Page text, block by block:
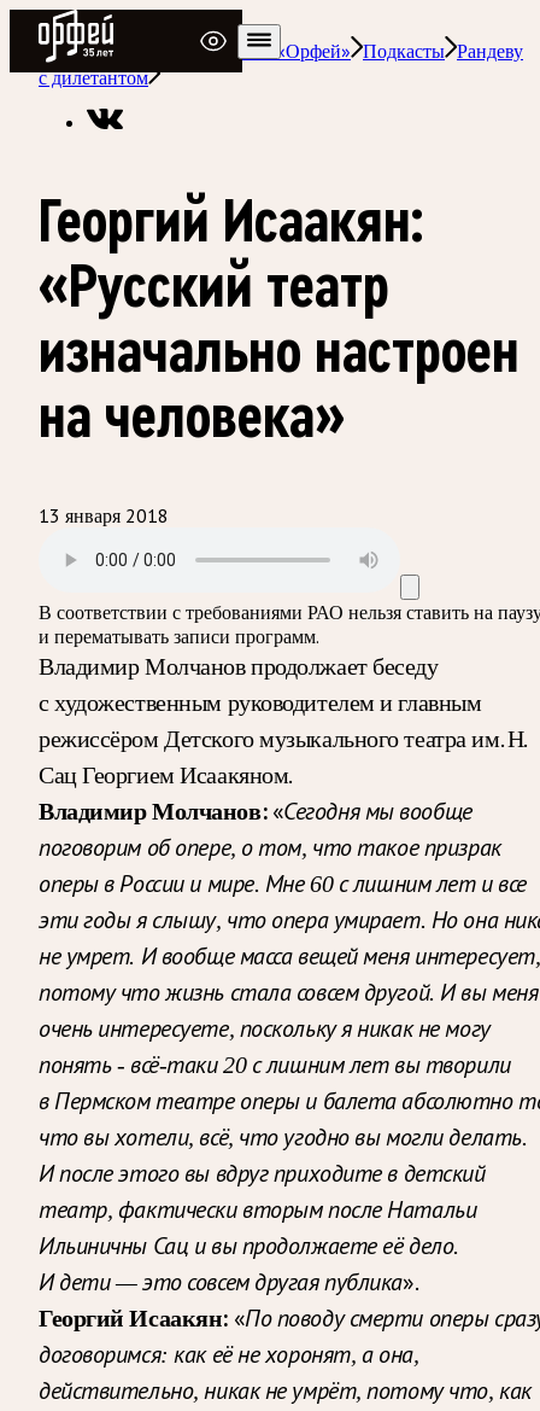
Радио Орфей
Радио классической музыки «Орфей» Подкасты Рандеву
с дилетантом
Георгий Исаакян:
«Русский театр
изначально настроен
на человека»
13 января 2018
В соответствии с требованиями РАО нельзя ставить на
и перематывать записи программ.
Владимир Молчанов продолжает беседу
с художественным руководителем и главным
режиссёром Детского музыкального театра им. Н.
Сац Георгием Исаакяном.
Владимир Молчанов:«Сегодня мы вообще
поговорим об опере, о том, что такое призрак
оперы в России и мире. Мне 60 с лишним лет и все
эти годы я слышу, что опера умирает. Но она
не умрет. И вообще масса вещей меня интересует,
потому что жизнь стала совсем другой. И вы меня
очень интересуете, поскольку я никак не могу
понять ‑ всё-таки 20 с лишним лет вы творили
в Пермском театре оперы и балета абсолютно
что вы хотели, всё, что угодно вы могли делать.
И после этого вы вдруг приходите в детский
театр, фактически вторым после Натальи
Ильиничны Сац и вы продолжаете её дело.
И дети — это совсем другая публика».
Георгий Исаакян:«По поводу смерти оперы
договоримся: как её не хоронят, а она,
действительно, никак не умрёт, потому что, как